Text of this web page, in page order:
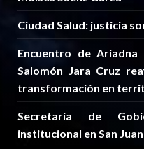
Ciudad Salud: justicia
Encuentro de
Salomón Jara Cruz
transformación en
Secretaría de
institucional en San